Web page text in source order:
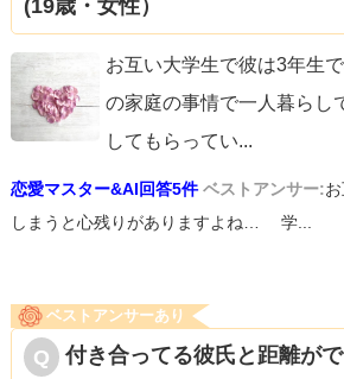
(19歳・女性）
お互い大学生で彼は3年生
の家庭の事情で一人暮らし
してもらってい...
恋愛マスター&AI回答5件 ベストアンサー:
しまうと心残りがありますよね… 学...
ベストアンサーあり
付き合ってる彼氏と距離が